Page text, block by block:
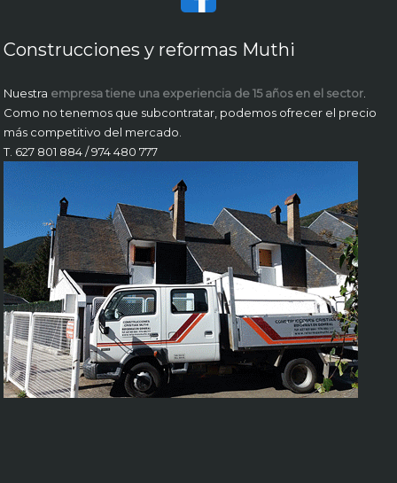
Construcciones y reformas Muthi
Nuestra empresa tiene una experiencia de 15 años en el sector
Como no tenemos que subcontratar, podemos ofrecer el precio
más competitivo del mercado.
T. 627 801 884 / 974 480 777